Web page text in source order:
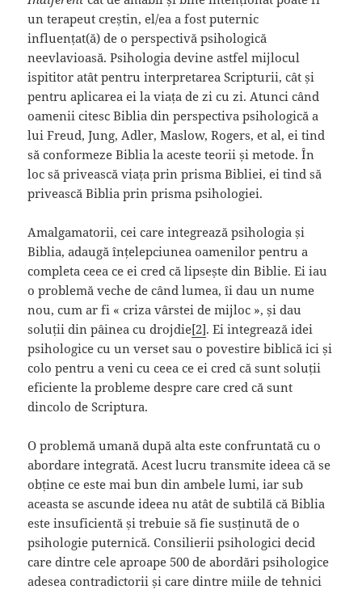
un terapeut creștin, el/ea a fost puternic
influențat(ă) de o perspectivă psihologică
neevlavioasă. Psihologia devine astfel mijlocul
ispititor atât pentru interpretarea Scripturii, cât și
pentru aplicarea ei la viața de zi cu zi. Atunci când
oamenii citesc Biblia din perspectiva psihologică a
lui Freud, Jung, Adler, Maslow, Rogers, et al, ei tind
să conformeze Biblia la aceste teorii și metode. În
loc să privească viața prin prisma Bibliei, ei tind să
privească Biblia prin prisma psihologiei.
Amalgamatorii, cei care integrează psihologia și
Biblia, adaugă înțelepciunea oamenilor pentru a
completa ceea ce ei cred că lipsește din Biblie. Ei iau
o problemă veche de când lumea, îi dau un nume
nou, cum ar fi « criza vârstei de mijloc », și dau
soluții din pâinea cu drojdie[2]. Ei integrează idei
psihologice cu un verset sau o povestire biblică ici și
colo pentru a veni cu ceea ce ei cred că sunt soluții
eficiente la probleme despre care cred că sunt
dincolo de Scriptura.
O problemă umană după alta este confruntată cu o
abordare integrată. Acest lucru transmite ideea că se
obține ce este mai bun din ambele lumi, iar sub
aceasta se ascunde ideea nu atât de subtilă că Biblia
este insuficientă și trebuie să fie susținută de o
psihologie puternică. Consilierii psihologici decid
care dintre cele aproape 500 de abordări psihologice
adesea contradictorii și care dintre miile de tehnici